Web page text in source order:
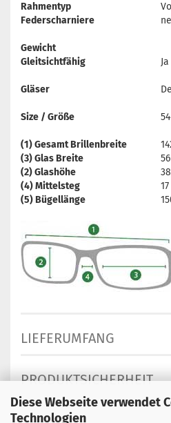
Diese Webseite verwendet
Technologien
Rahmentyp
Federscharniere
Gewicht
Gleitsichtfähig
Ja
Gläser
Size / Größe
(1) Gesamt Brillenbreite
(3) Glas Breite
(2) Glashöhe
(4) Mittelsteg
(5) Bügellänge
LIEFERUMFANG
PRODUKTSICHERHEIT